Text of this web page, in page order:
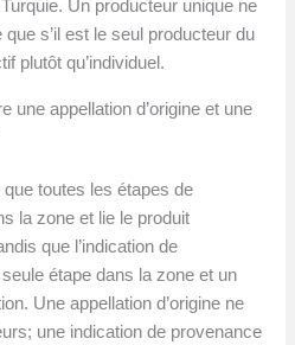
Un producteur unique ne
s’il est le seul producteur du
plutôt qu’individuel.
une appellation d’origine et une
que toutes les étapes de
la zone et lie le produit
que l’indication de
seule étape dans la zone et un
Une appellation d’origine ne
une indication de provenance